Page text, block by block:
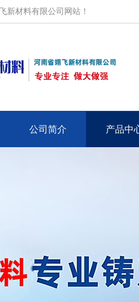
新材料有限公司网站！
公司简介 产品中